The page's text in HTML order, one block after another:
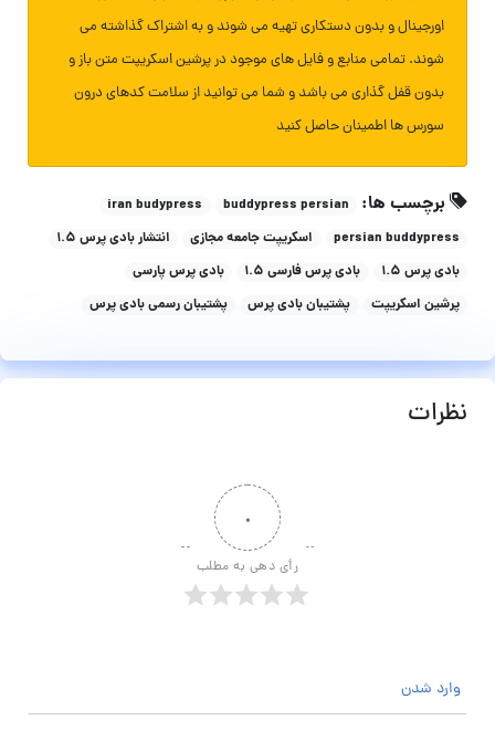
اورجینال و بدون دستکاری تهیه می شوند و به اشتراک گذاشته می
شوند. تمامی منابع و فایل های موجود در پرشین اسکریپت متن باز و
بدون قفل گذاری می باشد و شما می توانید از سلامت کدهای درون
سورس ها اطمینان حاصل کنید
برچسب ها: buddypress persian
iran budypress
persian buddypress
اسکریپت جامعه مجازی
انتشار بادی پرس ۱.۵
بادی پرس ۱.۵
بادی پرس فارسی ۱.۵
بادی پرس پارسی
پرشین اسکریپت
پشتیبان بادی پرس پشتیبان رسمی بادی پرس
نظرات
۰
رأی دهی به مطلب
وارد شدن